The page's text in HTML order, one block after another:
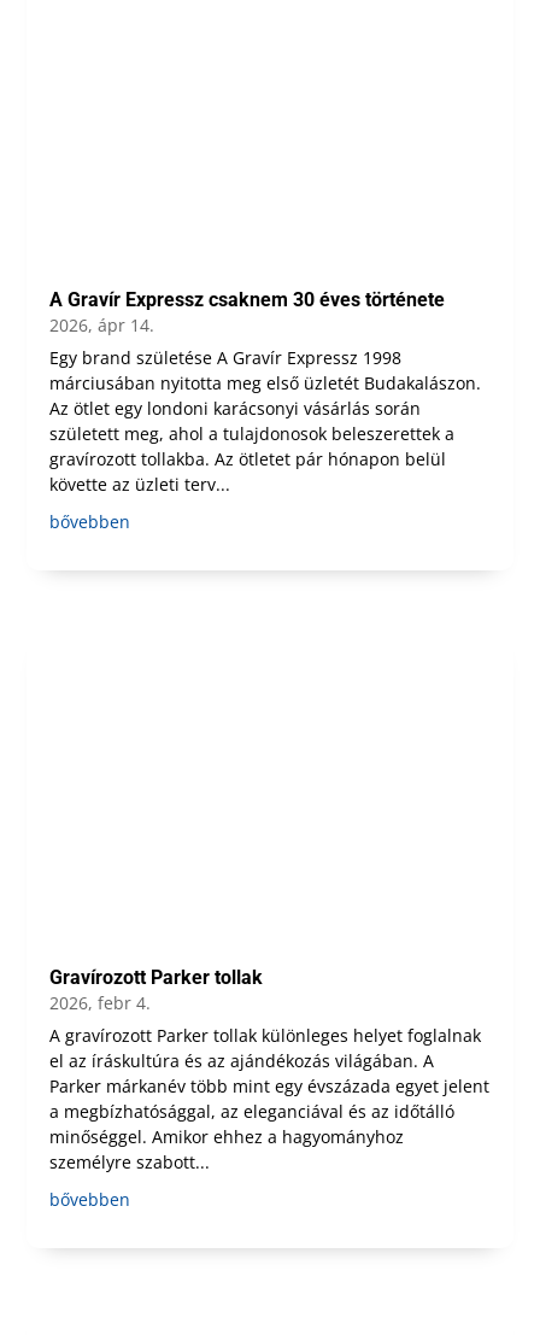
A Gravír Expressz csaknem 30 éves története
2026, ápr 14.
Egy brand születése A Gravír Expressz 1998
márciusában nyitotta meg első üzletét Budakalászon.
Az ötlet egy londoni karácsonyi vásárlás során
született meg, ahol a tulajdonosok beleszerettek a
gravírozott tollakba. Az ötletet pár hónapon belül
követte az üzleti terv...
bővebben
Gravírozott Parker tollak
2026, febr 4.
A gravírozott Parker tollak különleges helyet foglalnak
el az íráskultúra és az ajándékozás világában. A
Parker márkanév több mint egy évszázada egyet jelent
a megbízhatósággal, az eleganciával és az időtálló
minőséggel. Amikor ehhez a hagyományhoz
személyre szabott...
bővebben